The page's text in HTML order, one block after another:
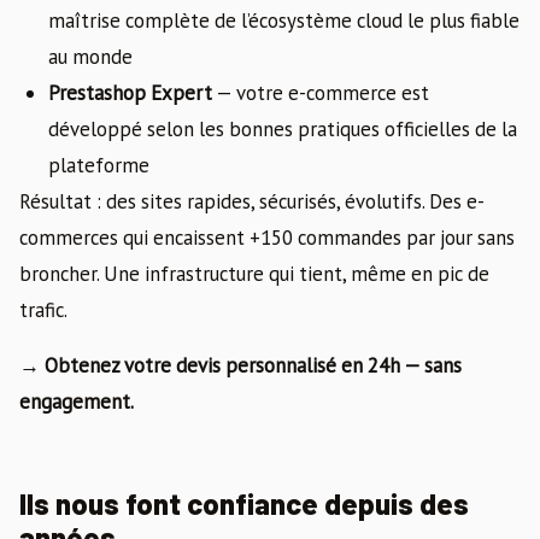
maîtrise complète de l’écosystème cloud le plus fiable
au monde
Prestashop Expert — votre e-commerce est
développé selon les bonnes pratiques officielles de la
plateforme
Résultat : des sites rapides, sécurisés, évolutifs. Des e-
commerces qui encaissent +150 commandes par jour sans
broncher. Une infrastructure qui tient, même en pic de
trafic.
→ Obtenez votre devis personnalisé en 24h — sans
engagement.
Ils nous font confiance depuis des